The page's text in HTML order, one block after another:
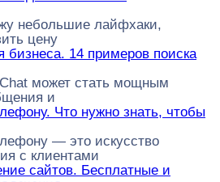
небольшие лайфхаки,
цену
бизнеса. 14 примеров поиска
может стать мощным
и
Что нужно знать, чтобы
— это искусство
с клиентами
сайтов. Бесплатные и